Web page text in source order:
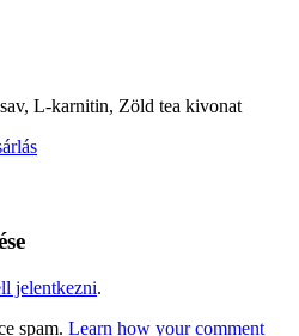
L-karnitin, Zöld tea kivonat
jelentkezni.
spam. Learn how your comment